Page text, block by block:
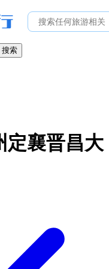
搜索
定襄晋昌大